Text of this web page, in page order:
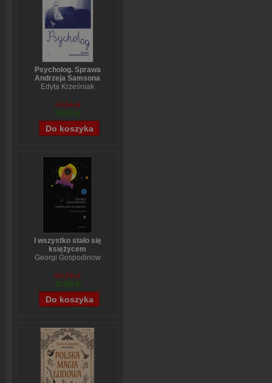
Psycholog. Sprawa
Andrzeja Samsona
Edyta Krześniak
70,54 zł
56,63 zł
I wszystko stało się
księżycem
Georgi Gospodinow
59,74 zł
47,99 zł